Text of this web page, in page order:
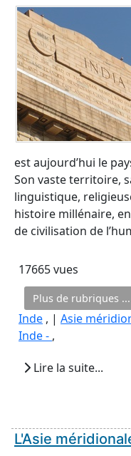
est aujourd’hui le
Son vaste territoire,
linguistique,
histoire millénaire,
de civilisation de
17665 vues
Plus de rubriques ...
Inde , | Asie
Inde - ,
Lire la suite...
L'Asie